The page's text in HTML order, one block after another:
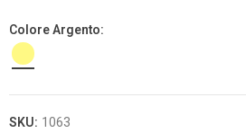
Colore Argento
SKU: 1063